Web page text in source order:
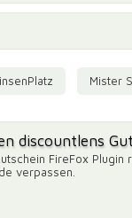
Mister
discountlens
FireFox
verpassen.